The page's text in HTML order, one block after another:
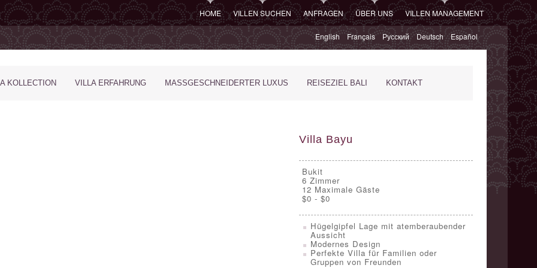
HOME VILLEN SUCHEN ANFRAGEN ÜBER UNS VILLEN MANAGEMENT
English Français Русский Deutsch Español
KOLLECTION VILLA ERFAHRUNG MASSGESCHNEIDERTER LUXUS REISEZIEL BALI KONTAKT
Villa Bayu
Bukit
6 Zimmer
12 Maximale Gäste
$0 - $0
Hügelgipfel Lage mit atemberaubender
Aussicht
Modernes Design
Perfekte Villa für Familien oder
Gruppen von Freunden